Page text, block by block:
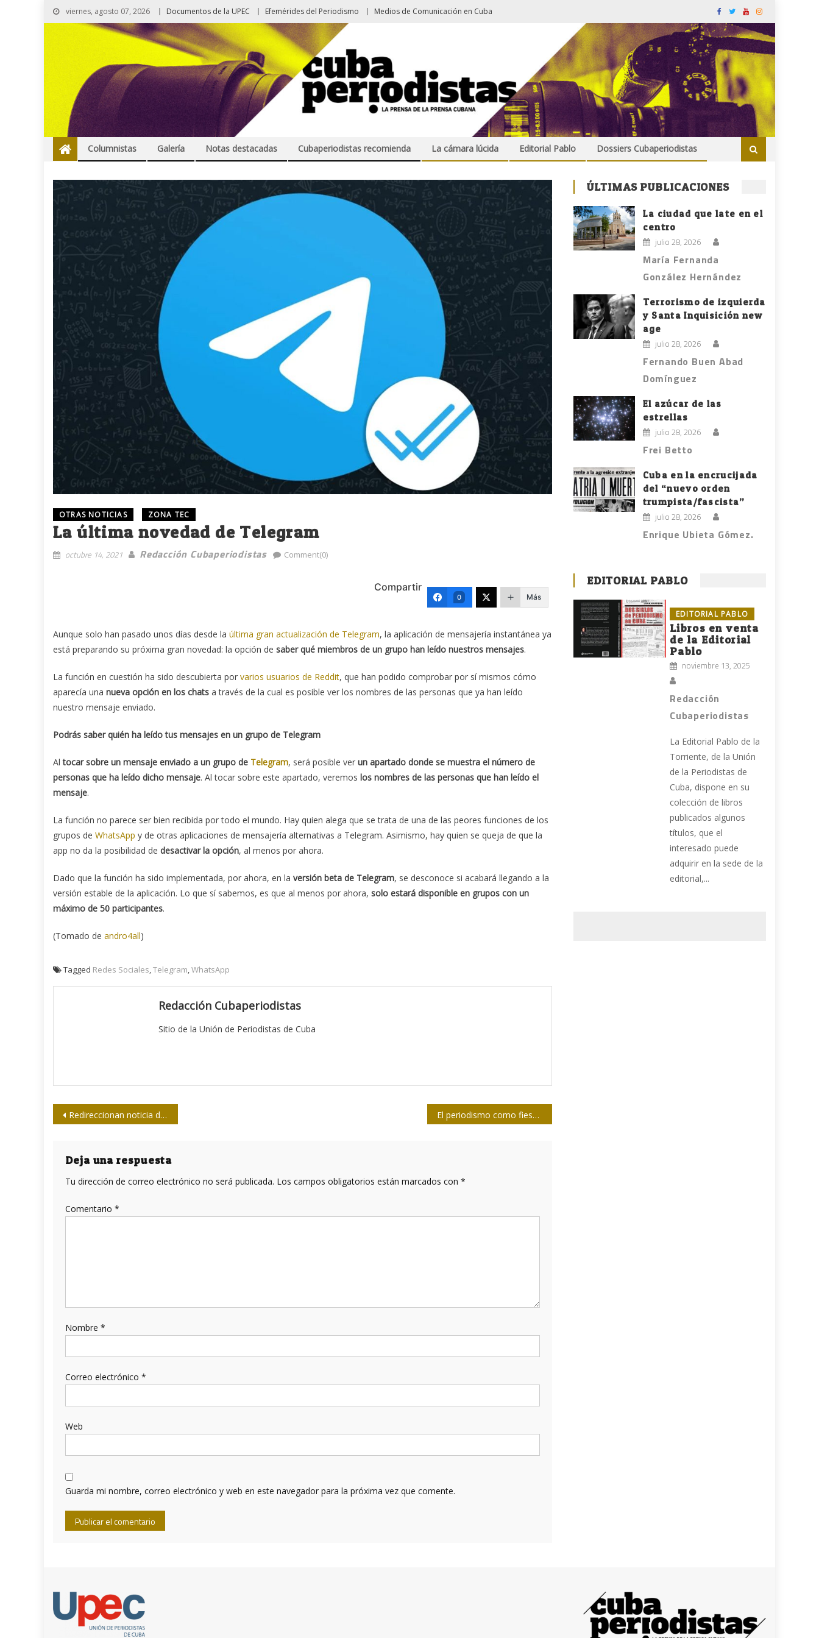
viernes, agosto 07, 2026 Documentos de la UPEC Efemérides del Periodismo Medios de Comunicación en Cuba
Columnistas Galería Notas destacadas Cubaperiodistas recomienda La cámara lúcida Editorial Pablo Dossiers Cubaperiodistas
OTRAS NOTICIAS ZONA TEC
La última novedad de Telegram
octubre 14, 2021 Redacción Cubaperiodistas Comment(0)
Compartir
0 Más
Aunque solo han pasado unos días desde la última gran actualización de Telegram, la aplicación de mensajería instantánea ya
está preparando su próxima gran novedad: la opción de saber qué miembros de un grupo han leído nuestros mensajes.
La función en cuestión ha sido descubierta por varios usuarios de Reddit, que han podido comprobar por sí mismos cómo
aparecía una nueva opción en los chats a través de la cual es posible ver los nombres de las personas que ya han leído
nuestro mensaje enviado.
Podrás saber quién ha leído tus mensajes en un grupo de Telegram
Altocar sobre un mensaje enviado a un grupo de Telegram, será posible ver un apartado donde se muestra el número de
personas que ha leído dicho mensaje. Al tocar sobre este apartado, veremos los nombres de las personas que han leído el
mensaje.
La función no parece ser bien recibida por todo el mundo. Hay quien alega que se trata de una de las peores funciones de los
grupos de WhatsApp y de otras aplicaciones de mensajería alternativas a Telegram. Asimismo, hay quien se queja de que la
app no da la posibilidad de desactivar la opción, al menos por ahora.
Dado que la función ha sido implementada, por ahora, en la versión beta de Telegram, se desconoce si acabará llegando a la
versión estable de la aplicación. Lo que sí sabemos, es que al menos por ahora, solo estará disponible en grupos con un
máximo de 50 participantes.
(Tomado de andro4all)
Tagged Redes Sociales,Telegram,WhatsApp
Redacción Cubaperiodistas
Sitio de la Unión de Periodistas de Cuba
Navegación
entradas
Redireccionan noticia de Cuba en Resumen El periodismo como fiesta
Deja una respuesta
Tu dirección de correo electrónico no será publicada. Los campos obligatorios están marcados con *
Comentario *
Nombre *
Correo electrónico *
Web
Guarda mi nombre, correo electrónico y web en este navegador para la próxima vez que comente.
ÚLTIMAS PUBLICACIONES
La ciudad que late en el
centro
julio 28, 2026
María Fernanda
González Hernández
Terrorismo de izquierda
y Santa Inquisición new
age
julio 28, 2026
Fernando Buen Abad
Domínguez
El azúcar de las
estrellas
julio 28, 2026
Frei Betto
Cuba en la encrucijada
del “nuevo orden
trumpista/fascista”
julio 28, 2026
Enrique Ubieta Gómez.
EDITORIAL PABLO
EDITORIAL PABLO
Libros en venta
de la Editorial
Pablo
noviembre 13, 2025
Redacción
Cubaperiodistas
La Editorial Pablo de la
Torriente, de la Unión
de la Periodistas de
Cuba, dispone en su
colección de libros
publicados algunos
títulos, que el
interesado puede
adquirir en la sede de la
editorial,...